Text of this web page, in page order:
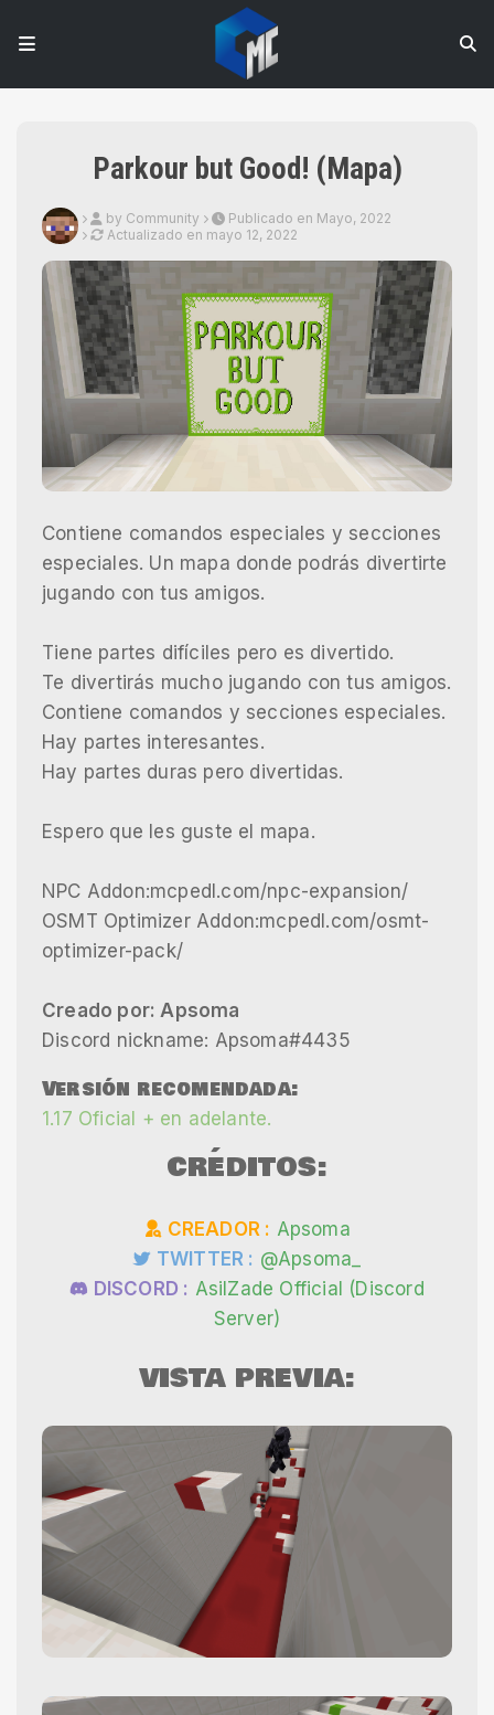
Parkour but Good! (Mapa)
by Community
Publicado en Mayo, 2022
Actualizado en mayo 12, 2022
Contiene comandos especiales y secciones
especiales. Un mapa donde podrás divertirte
jugando con tus amigos.
Tiene partes difíciles pero es divertido.
Te divertirás mucho jugando con tus amigos.
Contiene comandos y secciones especiales.
Hay partes interesantes.
Hay partes duras pero divertidas.
Espero que les guste el mapa.
NPC Addon:mcpedl.com/npc-expansion/
OSMT Optimizer Addon:mcpedl.com/osmt-
optimizer-pack/
Creado por: Apsoma
Discord nickname: Apsoma#4435
Versión recomendada:
1.17 Oficial + en adelante.
CRÉDITOS:
CREADOR : Apsoma
TWITTER : @Apsoma_
DISCORD : AsilZade Official (Discord
Server)
VISTA PREVIA: